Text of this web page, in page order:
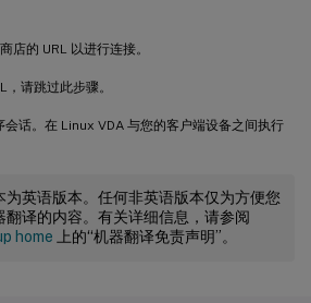
店的 URL 以进行连接。
请跳过此步骤。
会话。在 Linux VDA 与您的客户端设备之间执行
英语版本。任何非英语版本仅为方便您
译的内容。有关详细信息，请参阅
home 上的“机器翻译免责声明”。